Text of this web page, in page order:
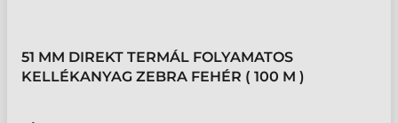
51 MM DIREKT TERMÁL FOLYAMATOS
KELLÉKANYAG ZEBRA FEHÉR ( 100 M )